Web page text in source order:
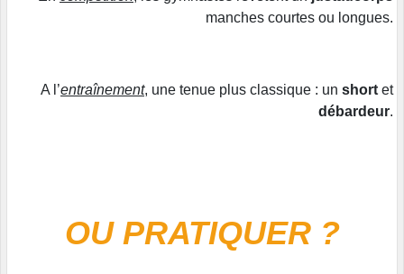
manches courtes ou longues.
A l’entraînement, une tenue plus classique : un short et
débardeur.
OU PRATIQUER ?